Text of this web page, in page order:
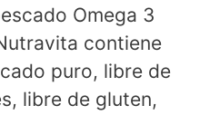
Omega 3
contiene
puro, libre de
libre de gluten,